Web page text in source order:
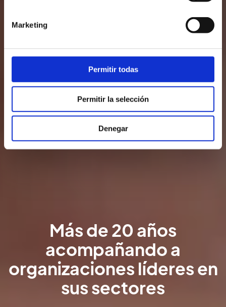
Marketing
Permitir todas
Permitir la selección
Denegar
Más de 20 años
acompañando a
organizaciones líderes en
sus sectores